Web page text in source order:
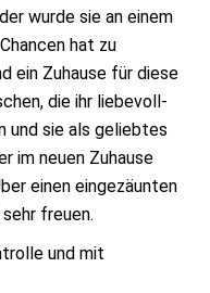
wurde sie an einem
hat zu
ein Zuhause für diese
die ihr liebevoll-
und sie als geliebtes
im neuen Zuhause
einen eingezäunten
freuen.
und mit